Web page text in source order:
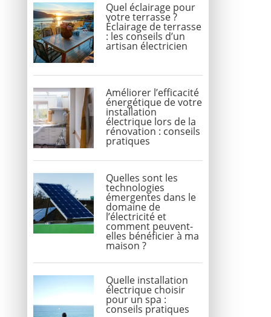
Quel éclairage pour
votre terrasse ?
Éclairage de terrasse
: les conseils d’un
artisan électricien
Améliorer l’efficacité
énergétique de votre
installation
électrique lors de la
rénovation : conseils
pratiques
Quelles sont les
technologies
émergentes dans le
domaine de
l’électricité et
comment peuvent-
elles bénéficier à ma
maison ?
Quelle installation
électrique choisir
pour un spa :
conseils pratiques